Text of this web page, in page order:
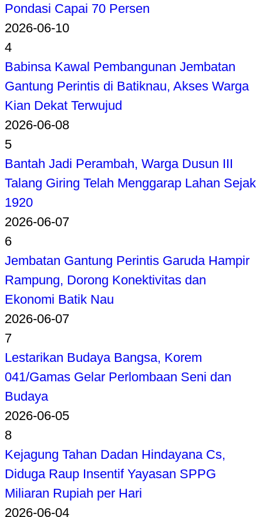
Pondasi Capai 70 Persen
2026-06-10
4
Babinsa Kawal Pembangunan Jembatan
Gantung Perintis di Batiknau, Akses Warga
Kian Dekat Terwujud
2026-06-08
5
Bantah Jadi Perambah, Warga Dusun III
Talang Giring Telah Menggarap Lahan Sejak
1920
2026-06-07
6
Jembatan Gantung Perintis Garuda Hampir
Rampung, Dorong Konektivitas dan
Ekonomi Batik Nau
2026-06-07
7
Lestarikan Budaya Bangsa, Korem
041/Gamas Gelar Perlombaan Seni dan
Budaya
2026-06-05
8
Kejagung Tahan Dadan Hindayana Cs,
Diduga Raup Insentif Yayasan SPPG
Miliaran Rupiah per Hari
2026-06-04